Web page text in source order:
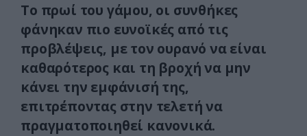
Το πρωί του γάμου, οι συνθήκες
φάνηκαν πιο ευνοϊκές από τις
προβλέψεις, με τον ουρανό να είναι
καθαρότερος και τη βροχή να μην
κάνει την εμφάνισή της,
επιτρέποντας στην τελετή να
πραγματοποιηθεί κανονικά.